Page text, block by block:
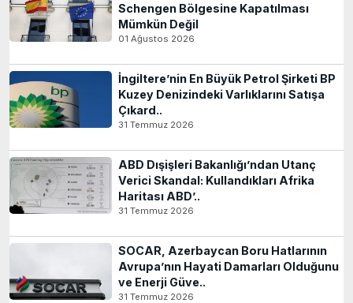
Schengen Bölgesine Kapatılması
Mümkün Değil
01 Ağustos 2026
İngiltere’nin En Büyük Petrol Şirketi BP
Kuzey Denizindeki Varlıklarını Satışa
Çıkard..
31 Temmuz 2026
ABD Dışişleri Bakanlığı’ndan Utanç
Verici Skandal: Kullandıkları Afrika
Haritası ABD’..
31 Temmuz 2026
SOCAR, Azerbaycan Boru Hatlarının
Avrupa’nın Hayati Damarları Olduğunu
ve Enerji Güve..
31 Temmuz 2026